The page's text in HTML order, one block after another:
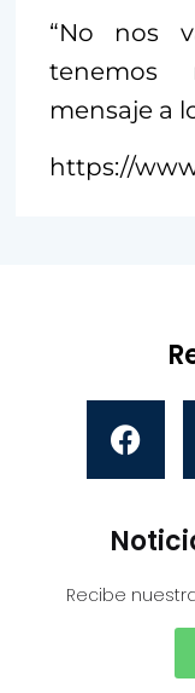
“No nos
tenemos
mensaje a
https://
Recibe